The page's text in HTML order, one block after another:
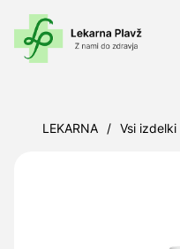
LEKARNA / Vsi izdelki